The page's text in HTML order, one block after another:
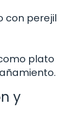
con perejil
plato
y